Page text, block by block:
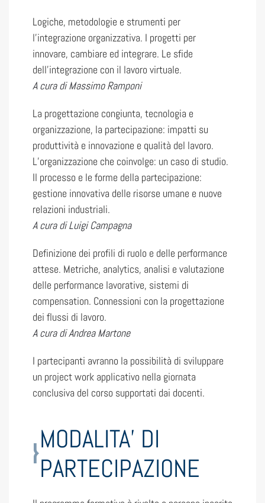
Logiche, metodologie e strumenti per
l’integrazione organizzativa. I progetti per
innovare, cambiare ed integrare. Le sfide
dell’integrazione con il lavoro virtuale.
A cura di Massimo Ramponi
La progettazione congiunta, tecnologia e
organizzazione, la partecipazione: impatti su
produttività e innovazione e qualità del lavoro.
L’organizzazione che coinvolge: un caso di studio.
Il processo e le forme della partecipazione:
gestione innovativa delle risorse umane e nuove
relazioni industriali.
A cura di Luigi Campagna
Definizione dei profili di ruolo e delle performance
attese. Metriche, analytics, analisi e valutazione
delle performance lavorative, sistemi di
compensation. Connessioni con la progettazione
dei flussi di lavoro.
A cura di Andrea Martone
I partecipanti avranno la possibilità di sviluppare
un project work applicativo nella giornata
conclusiva del corso supportati dai docenti.
MODALITA’ DI
PARTECIPAZIONE